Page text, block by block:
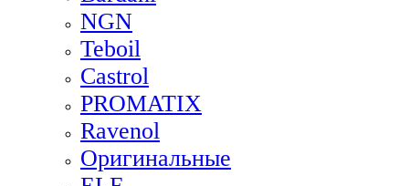
NGN
Teboil
Castrol
PROMATIX
Ravenol
Оригинальные